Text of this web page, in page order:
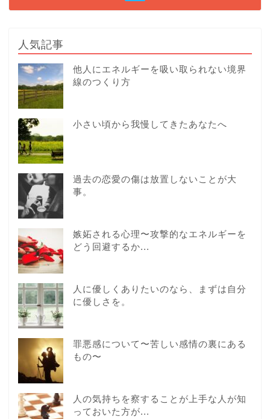
人気記事
他人にエネルギーを吸い取られない境界
線のつくり方
小さい頃から我慢してきたあなたへ
過去の恋愛の傷は放置しないことが大
事。
嫉妬される心理〜攻撃的なエネルギーを
どう回避するか...
人に優しくありたいのなら、まずは自分
に優しさを。
罪悪感について〜苦しい感情の裏にある
もの〜
人の気持ちを察することが上手な人が知
っておいた方が...